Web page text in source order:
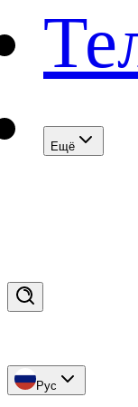
Eщё
Рус